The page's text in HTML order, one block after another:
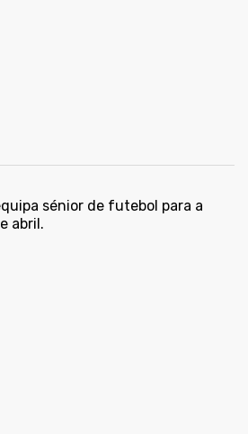
sénior de futebol para a
abril.